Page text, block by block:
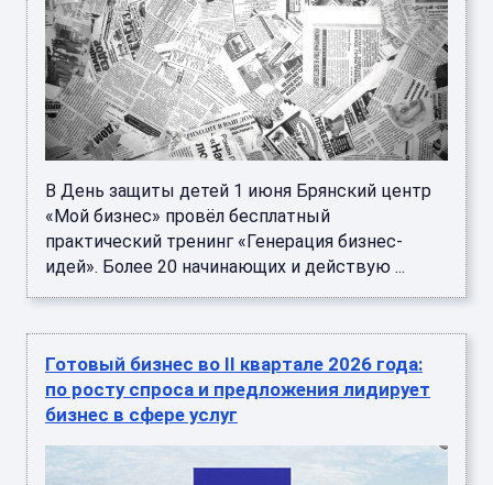
В День защиты детей 1 июня Брянский центр
«Мой бизнес» провёл бесплатный
практический тренинг «Генерация бизнес-
идей». Более 20 начинающих и действую ...
Готовый бизнес во II квартале 2026 года:
по росту спроса и предложения лидирует
бизнес в сфере услуг